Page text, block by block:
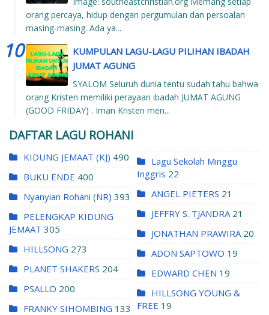
orang percaya, hidup dengan pergumulan dan persoalan
masing-masing. Ada ya...
KUMPULAN LAGU-LAGU PILIHAN IBADAH
JUMAT AGUNG
SYALOM Seluruh dunia tentu sudah tahu bahwa
orang Kristen memiliki perayaan ibadah JUMAT AGUNG
(GOOD FRIDAY) . Iman Kristen men...
DAFTAR LAGU ROHANI
KIDUNG JEMAAT (KJ) 490
BUKU ENDE 400
Nyanyian Rohani (NR) 393
PELENGKAP KIDUNG
JEMAAT 305
HILLSONG 273
PLANET SHAKERS 204
PSALLO 200
FRANKY SIHOMBING 133
Lagu Sekolah Minggu
Inggris 22
ANGEL PIETERS 21
JEFFRY S. TJANDRA 21
JONATHAN PRAWIRA 20
ADON SAPTOWO 19
EDWARD CHEN 19
HILLSONG YOUNG &
FREE 19